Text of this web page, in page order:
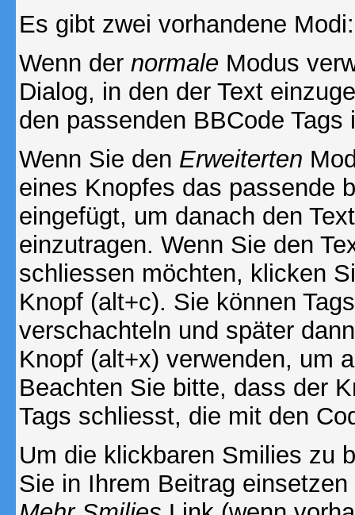
Es gibt zwei vorhandene
Wenn der normale Modus
Dialog, in den der Text
den passenden BBCode
Wenn Sie den Erweiterten
eines Knopfes das passende
eingefügt, um danach den
einzutragen. Wenn Sie den
schliessen möchten, klicken
Knopf (alt+c). Sie können
verschachteln und später
Knopf (alt+x) verwenden, um
Beachten Sie bitte, dass der
Tags schliesst, die mit den
Um die klickbaren Smilies zu
Sie in Ihrem Beitrag